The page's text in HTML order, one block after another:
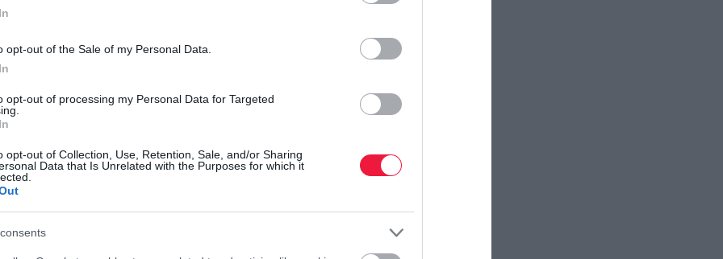
opt-out of the Sale of my Personal Data.
opt-out of processing my Personal Data for Targeted
opt-out of Collection, Use, Retention, Sale, and/or Sharing
Data that Is Unrelated with the Purposes for which it
az inzulinrezisztenciát,
kialakulását, nem utolsó sorban
aminek hatására csökkenhet a
20 ezren vettek benne részt. Azoknál, akik
a vizsgálat ideje alatt, átlagban 39
kockázata.